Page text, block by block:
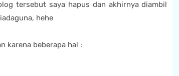
tersebut saya hapus dan akhirnya diambil
hehe
karena beberapa hal :